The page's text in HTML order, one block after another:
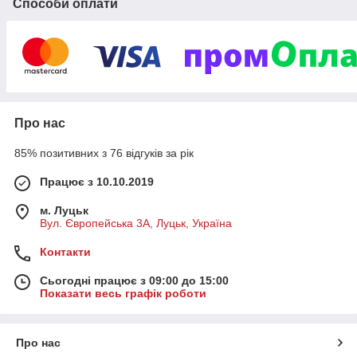
Способи оплати
Про нас
85% позитивних з 76 відгуків за рік
Працює з 10.10.2019
м. Луцьк
Вул. Європейська 3А, Луцьк, Україна
Контакти
Сьогодні працює з 09:00 до 15:00
Показати весь графік роботи
Про нас